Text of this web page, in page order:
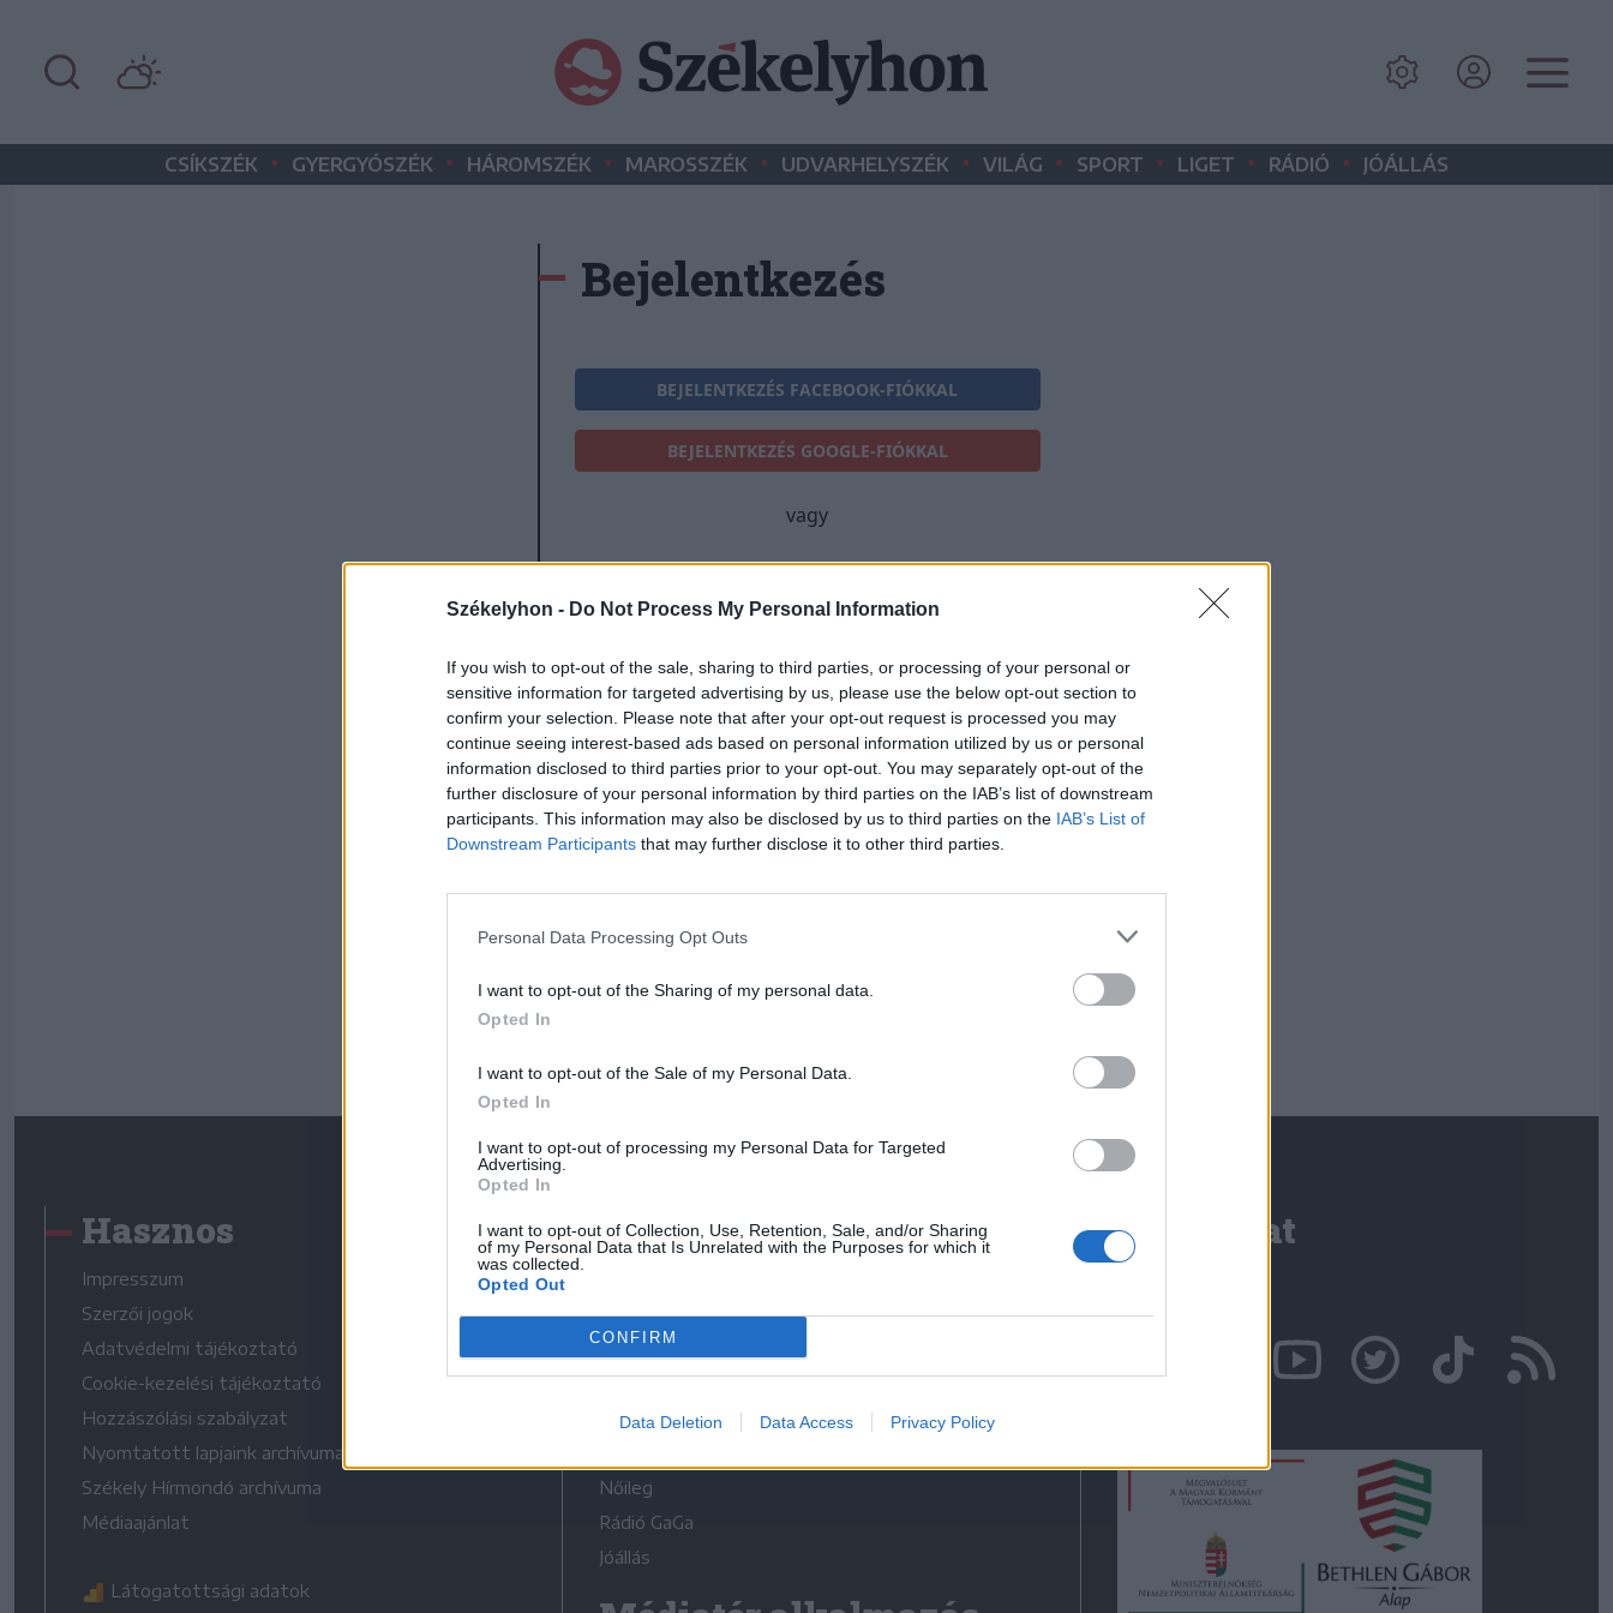
Székelyhon - Do Not Process My Personal Information
If you wish to opt-out of the sale, sharing to third parties, or processing of your personal or
sensitive information for targeted advertising by us, please use the below opt-out section to
confirm your selection. Please note that after your opt-out request is processed you may
continue seeing interest-based ads based on personal information utilized by us or personal
information disclosed to third parties prior to your opt-out. You may separately opt-out of the
further disclosure of your personal information by third parties on the IAB’s list of downstream
participants. This information may also be disclosed by us to third parties on the IAB’s List of
Downstream Participants that may further disclose it to other third parties.
Personal Data Processing Opt Outs
I want to opt-out of the Sharing of my personal data.
Opted In
I want to opt-out of the Sale of my Personal Data.
Opted In
I want to opt-out of processing my Personal Data for Targeted
Advertising.
Opted In
I want to opt-out of Collection, Use, Retention, Sale, and/or Sharing
of my Personal Data that Is Unrelated with the Purposes for which it
was collected.
Opted Out
CONFIRM
Data Deletion Data Access Privacy Policy
CSÍKSZÉK • GYERGYÓSZÉK • HÁROMSZÉK • MAROSSZÉK • UDVARHELYSZÉK • VILÁG • SPORT • LIGET • RÁDIÓ • JÓÁLLÁS
Bejelentkezés
BEJELENTKEZÉS FACEBOOK-FIÓKKAL
BEJELENTKEZÉS GOOGLE-FIÓKKAL
vagy
E-mail-cím
Jelszó
Elfelejtette a jelszavát?
BEJELENTKEZÉS
Hasznos
Impresszum
Szerzői jogok
Adatvédelmi tájékoztató
Cookie-kezelési tájékoztató
Hozzászólási szabályzat
Nyomtatott lapjaink archívuma
Székely Hírmondó archívuma
Médiaajánlat
Látogatottsági adatok
Médiatér
Liget
Krónika
Bihari Napló
Erdélyi Napló
Nőileg
Rádió GaGa
Jóállás
Kapcsolat